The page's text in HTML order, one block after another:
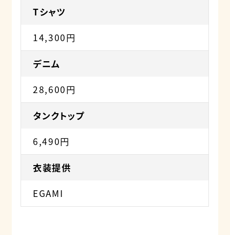
Tシャツ
14,300円
デニム
28,600円
タンクトップ
6,490円
衣装提供
EGAMI